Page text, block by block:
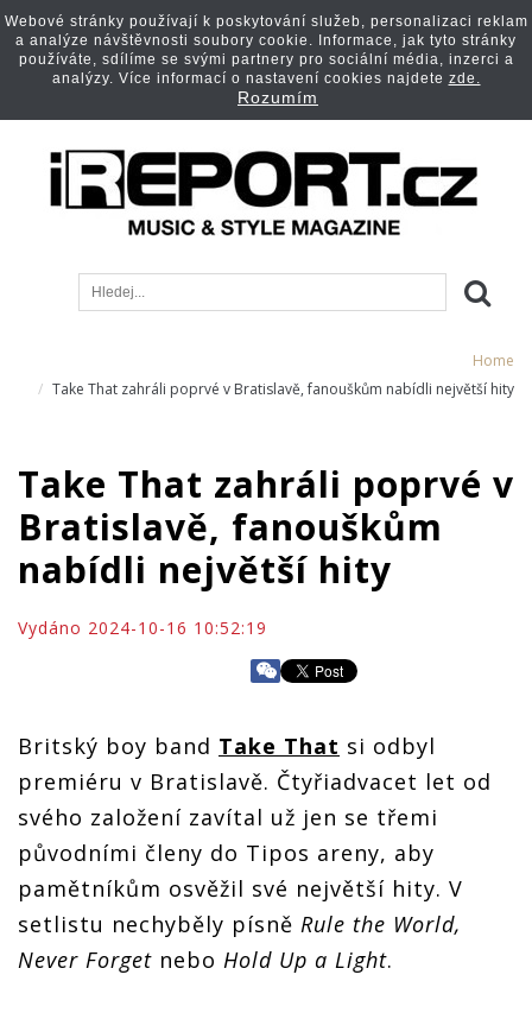
Home
Take That zahráli poprvé v Bratislavě, fanouškům nabídli největší hity
Take That zahráli poprvé v
Bratislavě, fanouškům
nabídli největší hity
Vydáno 2024-10-16 10:52:19
Britský boy band Take That si odbyl
premiéru v Bratislavě. Čtyřiadvacet let od
svého založení zavítal už jen se třemi
původními členy do Tipos areny, aby
pamětníkům osvěžil své největší hity. V
setlistu nechyběly písně Rule the World,
Never Forget nebo Hold Up a Light.
Webové stránky používají k poskytování služeb, personalizaci reklam
a analýze návštěvnosti soubory cookie. Informace, jak tyto stránky
používáte, sdílíme se svými partnery pro sociální média, inzerci a
analýzy. Více informací o nastavení cookies najdete zde.
Rozumím